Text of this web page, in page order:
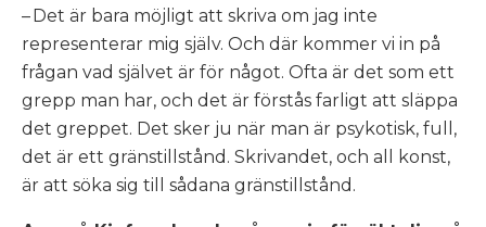
– Det är bara möjligt att skriva om jag inte
representerar mig själv. Och där kommer vi in på
frågan vad självet är för något. Ofta är det som ett
grepp man har, och det är förstås farligt att släppa
det greppet. Det sker ju när man är psykotisk, full,
det är ett gränstillstånd. Skrivandet, och all konst,
är att söka sig till sådana gränstillstånd.